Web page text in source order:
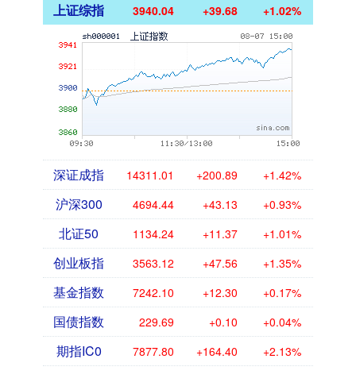
上证综指 3940.04 +39.68 +1.02%
深证成指 14311.01 +200.89 +1.42%
沪深300 4694.44 +43.13 +0.93%
北证50 1134.24 +11.37 +1.01%
创业板指 3563.12 +47.56 +1.35%
基金指数 7242.10 +12.30 +0.17%
国债指数 229.69 +0.10 +0.04%
期指IC0 7877.80 +164.40 +2.13%